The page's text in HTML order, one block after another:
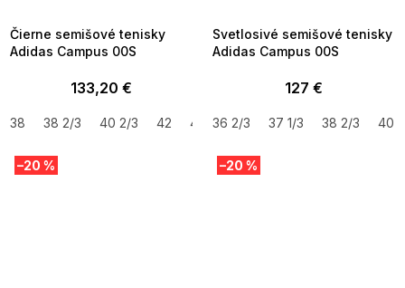
Čierne semišové tenisky
Adidas Campus 00S
133,20 €
38 38 2/3 40 2/3 42 42 2/3 43 1/3 44 44 2/3
Svetlosivé semišové tenisky
Adidas Campus 00S
127 €
36 2/3 37 1/3 38 2/3 40
–20 % –20 %